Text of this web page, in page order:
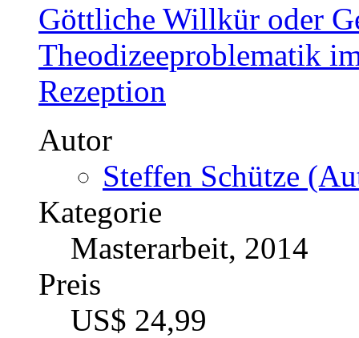
Göttliche Willkür oder
Theodizeeproblematik
Rezeption
Autor
Steffen Schütze
Kategorie
Masterarbeit, 2014
Preis
US$ 24,99